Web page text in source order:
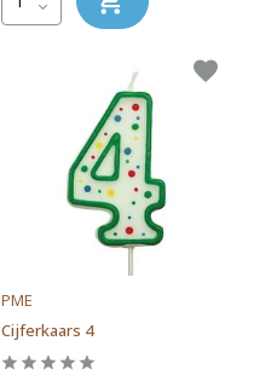
PME
Cijferkaars 4